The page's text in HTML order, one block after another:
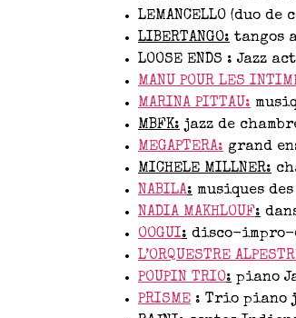
LEMANCELLO (duo
LIBERTANGO: tangos
LOOSE ENDS : Jazz
MANU POUR LES
MARINA PITTAU:
MBFK: jazz de
MEGAPTERA: grand
MICHELE MILLNER:
NABILA: musiques
NADIA MAKHLOUF:
OOGUI: disco-impro-
L’ORQUESTRE
POUPIN TRIO: piano
PRISME : Trio piano